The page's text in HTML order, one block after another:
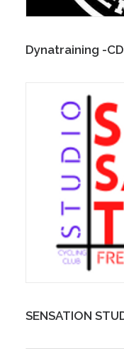
Dynatraining -
SENSATION